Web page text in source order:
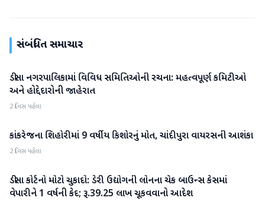
સંબંધિત સમાચાર
બનાસકાંઠા
ડીસા નગરપાલિકામાં વિવિધ સમિતિઓની રચના: મહત્વપૂર્ણ કમિટીઓ
અને હોદ્દેદારોની જાહેરાત
2 દિવસ પહેલા
બનાસકાંઠા કાંકરેજના શિહોરીમાં 9 વર્ષીય કિશોરનું મોત, ચાંદીપુરા વાયરસની આશંકા
2 દિવસ પહેલા
બનાસકાંઠા
ડીસા કોર્ટનો મોટો ચુકાદો: ડેરી ઉદ્યોગની લોનના ચેક બાઉન્સ કેસમાં
વેપારીને 1 વર્ષની કેદ; રૂ.39.25 લાખ ચૂકવવાનો આદેશ